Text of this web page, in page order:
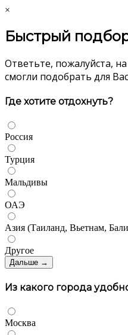
×
Быстрый
Ответьте, пожалуйста,
смогли подобрать для
Где хотите отдохнуть?
Россия
Турция
Мальдивы
ОАЭ
Азия (Таиланд, Вьетнам,
Другое
Дальше →
Из какого города
Москва